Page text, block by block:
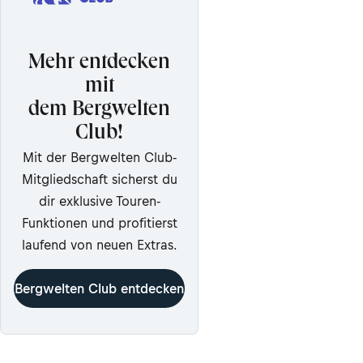
Mehr entdecken
mit
dem Bergwelten
Club!
Mit der Bergwelten Club-
Mitgliedschaft sicherst du
dir exklusive Touren-
Funktionen und profitierst
laufend von neuen Extras.
Bergwelten Club entdecken